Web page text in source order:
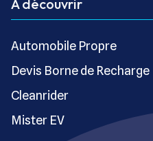
À découvrir
Automobile Propre
Devis Borne de Recharge
Cleanrider
Mister EV